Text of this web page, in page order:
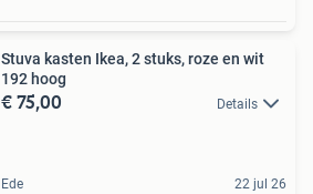
Stuva kasten Ikea, 2 stuks, roze en wit
192 hoog
€ 75,00 Details
Ede 22 jul 26